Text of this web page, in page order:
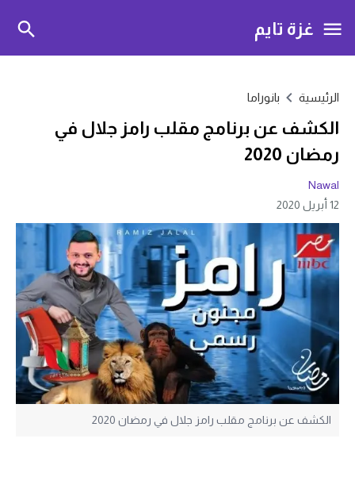
غزة تايم
الرئيسية بانوراما
الكشف عن برنامج مقلب رامز جلال في
رمضان 2020
Nawal
12 أبريل 2020
الكشف عن برنامج مقلب رامز جلال في رمضان 2020